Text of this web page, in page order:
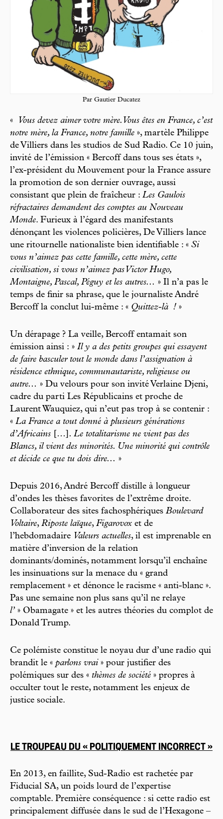
Par Gautier Ducatez
«
Vous devez aimer votre mère. Vous êtes en France, c’est
notre mère, la France, notre famille », martèle Philippe
de Villiers dans les studios de Sud Radio. Ce 10 juin,
invité de l’émission « Bercoff dans tous ses états »,
l’ex-président du Mouvement pour la France assure
la promotion de son dernier ouvrage, aussi
consistant que plein de fraîcheur : Les Gaulois
réfractaires demandent des comptes au Nouveau
Monde. Furieux à l’égard des manifestants
dénonçant les violences policières, De Villiers lance
une ritournelle nationaliste bien identifiable : « Si
vous n’aimez pas cette famille, cette mère, cette
civilisation, si vous n’aimez pas Victor Hugo,
Montaigne, Pascal, Péguy et les autres... » Il n’a pas le
temps de finir sa phrase, que le journaliste André
Bercoff la conclut lui-même : « Quittez-là ! »
Un dérapage ? La veille, Bercoff entamait son
émission ainsi : » Il y a des petits groupes qui essayent
de faire basculer tout le monde dans l’assignation à
résidence ethnique, communautariste, religieuse ou
autre... » Du velours pour son invité Verlaine Djeni,
cadre du parti Les Républicains et proche de
Laurent Wauquiez, qui n’eut pas trop à se contenir :
« La France a tout donné à plusieurs générations
d’Africains […] . Le totalitarisme ne vient pas des
Blancs, il vient des minorités. Une minorité qui contrôle
et décide ce que tu dois dire... »
Depuis 2016, André Bercoff distille à longueur
d’ondes les thèses favorites de l’extrême droite.
Collaborateur des sites fachosphériques Boulevard
Voltaire, Riposte laïque, Figarovox et de
l’hebdomadaire Valeurs actuelles, il est imprenable en
matière d’inversion de la relation
dominants/dominés, notamment lorsqu’il enchaîne
les insinuations sur la menace du « grand
remplacement » et dénonce le racisme « anti-blanc ».
Pas une semaine non plus sans qu’il ne relaye
l’ » Obamagate » et les autres théories du complot de
Donald Trump.
Ce polémiste constitue le noyau dur d’une radio qui
brandit le « parlons vrai » pour justifier des
polémiques sur des « thèmes de société » propres à
occulter tout le reste, notamment les enjeux de
justice sociale.
LE TROUPEAU DU « POLITIQUEMENT INCORRECT »
En 2013, en faillite, Sud-Radio est rachetée par
Fiducial SA, un poids lourd de l’expertise
comptable. Première conséquence : si cette radio est
principalement diffusée dans le sud de l’Hexagone –